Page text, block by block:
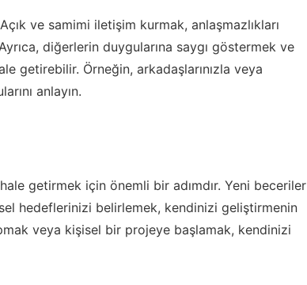
ve samimi iletişim kurmak, anlaşmazlıkları
diğerlerin duygularına saygı göstermek ve
getirebilir. Örneğin, arkadaşlarınızla veya
anlayın.
getirmek için önemli bir adımdır. Yeni beceriler
hedeflerinizi belirlemek, kendinizi geliştirmenin
veya kişisel bir projeye başlamak, kendinizi